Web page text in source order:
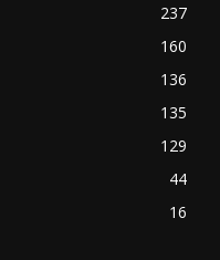
237
160
136
135
129
44
16